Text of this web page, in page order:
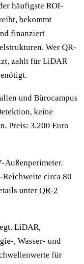
häufigste ROI-
bekommt
finanziert
Wer QR-
zahlt für LiDAR
und Bürocampus
keine
Preis: 3.200 Euro
Außenperimeter.
circa 80
unter QR-2
LiDAR,
, Wasser- und
für